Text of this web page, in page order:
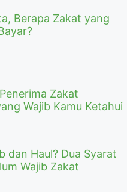
Berapa Zakat yang
Zakat
Wajib Kamu Ketahui
dan Haul? Dua Syarat
Wajib Zakat